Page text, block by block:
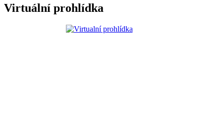
Virtuální prohlídka